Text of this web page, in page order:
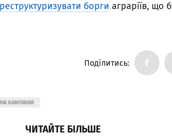
реструктуризувати борги аграріїв, що
Поділитись:
КАМПАНІЯ
ЧИТАЙТЕ БІЛЬШЕ